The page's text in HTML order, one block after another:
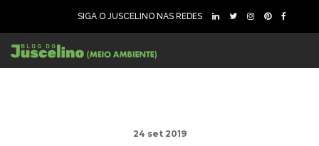
SIGA O JUSCELINO NAS REDES
24 set 2019